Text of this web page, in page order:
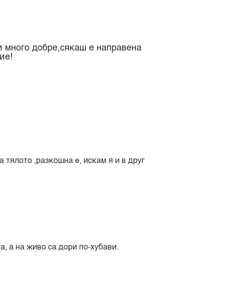
много добре,сякаш е направена
тялото ,разкошна е, искам я и в друг
а на живо са дори по-хубави.